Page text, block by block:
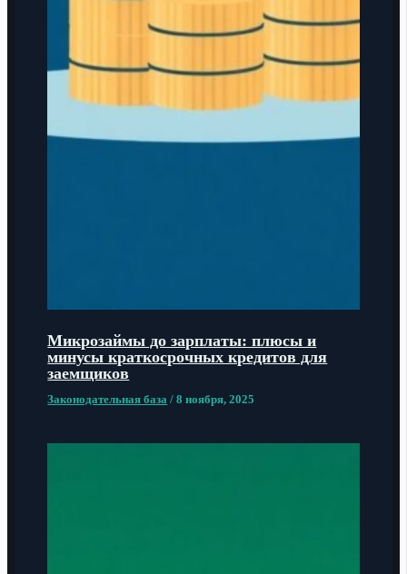
Микрозаймы до зарплаты: плюсы и
минусы краткосрочных кредитов для
заемщиков
Законодательная база /8 ноября, 2025